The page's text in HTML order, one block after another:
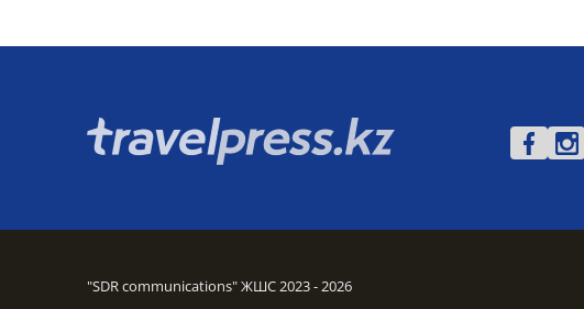
"SDR communications" ЖШС 2023 - 2026